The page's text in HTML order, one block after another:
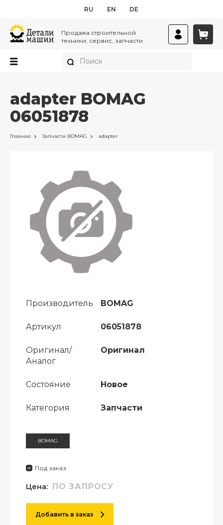
RU EN DE
Продажа строительной
техники, сервис, запчасти
adapter BOMAG
06051878
Главная Запчасти BOMAG adapter
Производитель BOMAG
Артикул 06051878
Оригинал/
Аналог
Оригинал
Состояние Новое
Категория Запчасти
BOMAG
Под заказ
Цена: ПО ЗАПРОСУ
Добавить в заказ